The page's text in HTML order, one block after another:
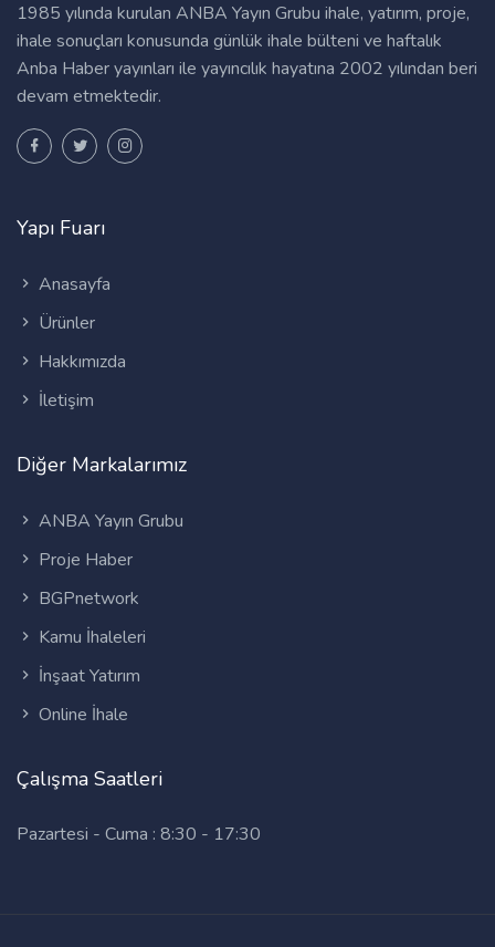
1985 yılında kurulan ANBA Yayın Grubu ihale, yatırım, proje,
ihale sonuçları konusunda günlük ihale bülteni ve haftalık
Anba Haber yayınları ile yayıncılık hayatına 2002 yılından beri
devam etmektedir.
Yapı Fuarı
Anasayfa
Ürünler
Hakkımızda
İletişim
Diğer Markalarımız
ANBA Yayın Grubu
Proje Haber
BGPnetwork
Kamu İhaleleri
İnşaat Yatırım
Online İhale
Çalışma Saatleri
Pazartesi - Cuma : 8:30 - 17:30